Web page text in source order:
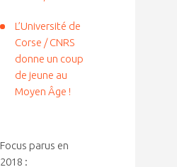
L’Université de
Corse / CNRS
donne un coup
de jeune au
Moyen Âge !
Focus parus en
2018 :